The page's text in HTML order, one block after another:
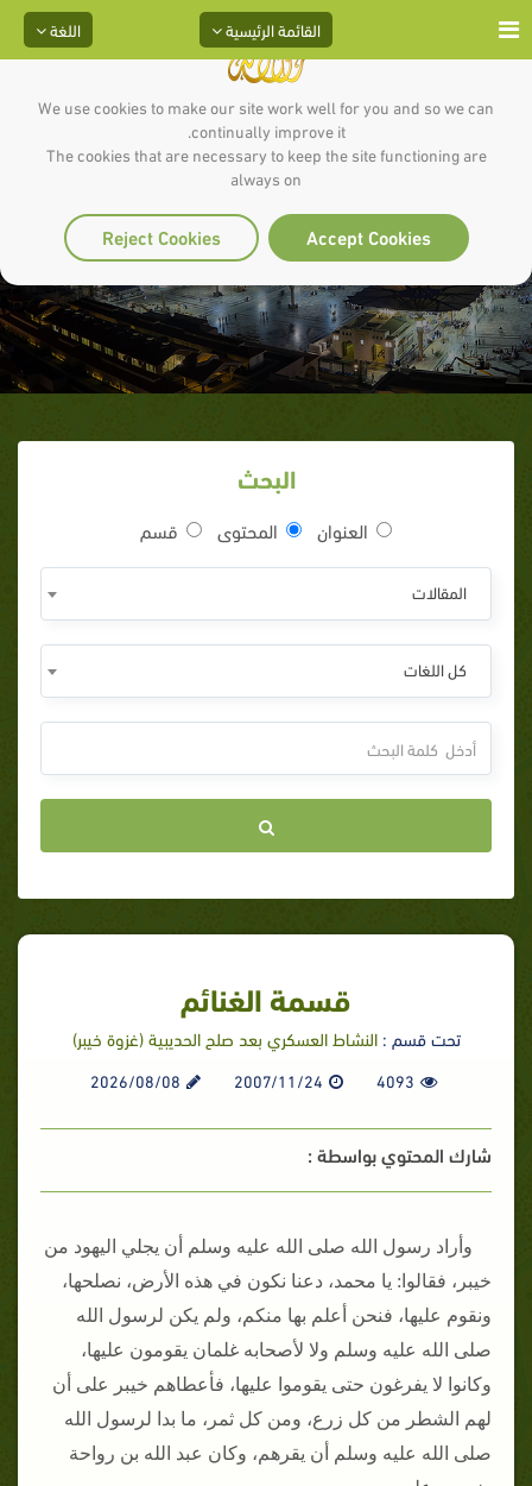
We use cookies to make our site work well for you and so we can
continually improve it.
The cookies that are necessary to keep the site functioning are
always on
Accept Cookies
Reject Cookies
اللغة القائمة الرئيسية
قسمة الغنائم‏‏
البحث
العنوان المحتوى قسم
المقالات
كل اللغات
قسمة الغنائم‏‏
تحت قسم :النشاط العسكري بعد صلح الحديبية (غزوة خيبر)
4093
2007/11/24
2026/08/08
شارك المحتوي بواسطة :
وأراد رسول الله صلى الله عليه وسلم أن يجلي اليهود من
خيبر، فقالوا‏:‏ يا محمد، دعنا نكون في هذه الأرض، نصلحها،
ونقوم عليها، فنحن أعلم بها منكم، ولم يكن لرسول الله
صلى الله عليه وسلم ولا لأصحابه غلمان يقومون عليها،
وكانوا لا يفرغون حتى يقوموا عليها، فأعطاهم خيبر على أن
لهم الشطر من كل زرع، ومن كل ثمر، ما بدا لرسول الله
صلى الله عليه وسلم أن يقرهم، وكان عبد الله بن رواحة